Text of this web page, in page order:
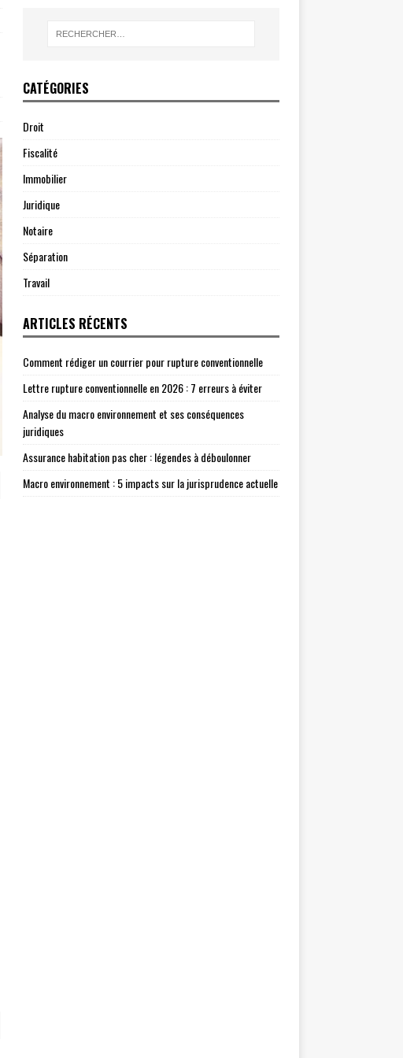
CATÉGORIES
Droit
Fiscalité
Immobilier
Juridique
Notaire
Séparation
Travail
ARTICLES RÉCENTS
Comment rédiger un courrier pour rupture conventionnelle
Lettre rupture conventionnelle en 2026 : 7 erreurs à éviter
Analyse du macro environnement et ses conséquences
juridiques
Assurance habitation pas cher : légendes à déboulonner
Macro environnement : 5 impacts sur la jurisprudence actuelle